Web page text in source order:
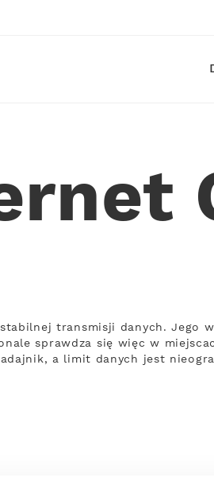
transmisji danych. Jego
sprawdza się więc w
a limit danych jest